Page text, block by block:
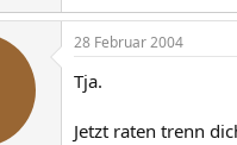
28 Februar 2004
Tja.
Jetzt raten trenn